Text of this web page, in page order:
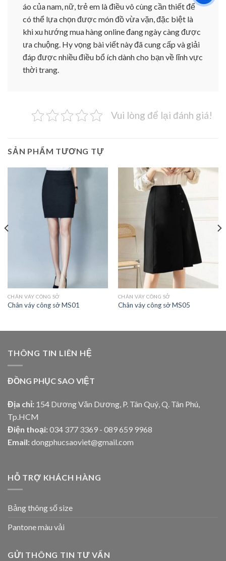
áo của nam, nữ, trẻ em là điều vô cùng cần thiết để
có thể lựa chọn được món đồ vừa vặn, đặc biệt là
khi xu hướng mua hàng online đang ngày càng được
ưa chuộng. Hy vọng bài viết này đã cung cấp và giải
đáp được nhiều điều bổ ích dành cho bạn về lĩnh vực
thời trang.
Vui lòng để lại đánh giá!
SẢN PHẨM TƯƠNG TỰ
CHÂN VÁY CÔNG SỞ
Chân váy công sở MS01
CHÂN VÁY CÔNG SỞ
Chân váy công sở MS05
THÔNG TIN LIÊN HỆ
ĐỒNG PHỤC SAO VIỆT
Địa chỉ: 154 Dương Văn Dương, P. Tân Quý, Q. Tân Phú,
Tp.HCM
Điện thoại: 034 377 3369 - 089 659 9968
Email: dongphucsaoviet@gmail.com
HỖ TRỢ KHÁCH HÀNG
Bảng thông số size
Pantone màu vải
GỬI THÔNG TIN TƯ VẤN